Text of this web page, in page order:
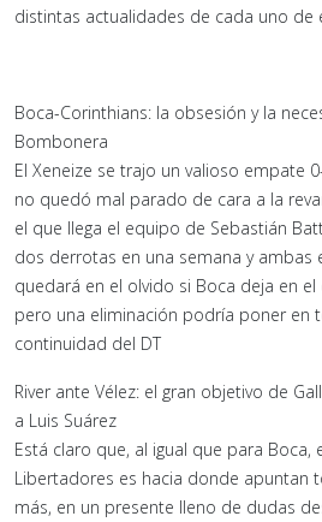
distintas actualidades de cada uno de
Boca-Corinthians: la obsesión y la
Bombonera
El Xeneize se trajo un valioso empate
no quedó mal parado de cara a la
el que llega el equipo de Sebastián
dos derrotas en una semana y ambas
quedará en el olvido si Boca deja en
pero una eliminación podría poner en
continuidad del DT
River ante Vélez: el gran objetivo de
a Luis Suárez
Está claro que, al igual que para Boca,
Libertadores es hacia donde apuntan
más, en un presente lleno de dudas